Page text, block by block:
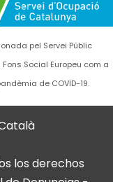
pel Servei Públic
Social Europeu com a
de COVID-19.
los derechos